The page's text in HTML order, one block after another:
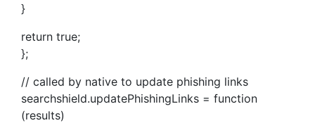
}
return true;
};
// called by native to update phishing links
searchshield.updatePhishingLinks = function
(results)